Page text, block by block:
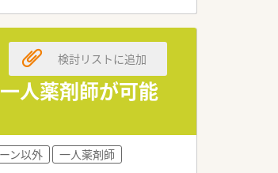
人薬剤師が可能
検討リストに追加
ン以外
一人薬剤師